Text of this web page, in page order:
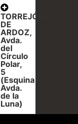
TORREJÓN
DE
ARDOZ,
Avda.
del
Círculo
Polar,
5
(Esquina
Avda.
de la
Luna)